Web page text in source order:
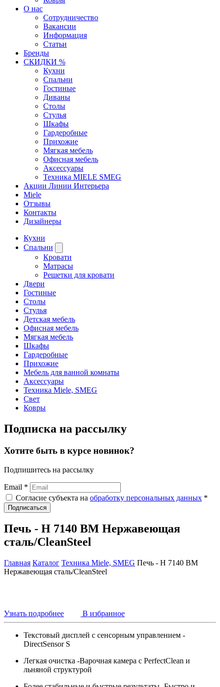
О нас
Сотрудничество
Вакансии
Информация
Статьи
Бренды
СКИДКИ %
Кухни
Спальни
Гостиные
Диваны
Столы
Стулья
Шкафы
Гардеробные
Прихожие
Мягкая мебель
Офисная мебель
Аксессуары
Техника MIELE SMEG
Акции Линии Интерьера
Miele
Отзывы
Контакты
Дизайнеры
Кухни
Спальни
Кровати
Матрасы
Решетки для кровати
Двери
Гостиные
Столы
Стулья
Детская мебель
Офисная мебель
Мягкая мебель
Шкафы
Гардеробные
Прихожие
Мебель для ванной комнаты
Аксессуары
Техника Miele, SMEG
Свет
Ковры
Подписка на рассылку
Хотите быть в курсе новинок?
Подпишитесь на рассылку
Email *
Согласие субъекта на обработку персональных данных *
Подписаться
Печь - H 7140 BM Нержавеющая
сталь/CleanSteel
Главная Каталог Техника Miele, SMEG Печь - H 7140 BM
Нержавеющая сталь/CleanSteel
Узнать подробнее В избранное
Текстовый дисплей с сенсорным управлением -
DirectSensor S
Легкая очистка -Варочная камера с PerfectClean и
льняной структурой